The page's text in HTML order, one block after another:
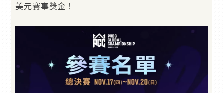
美元賽事獎金！